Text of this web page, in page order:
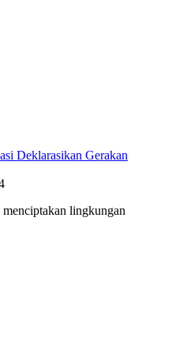
Deklarasikan Gerakan
lingkungan